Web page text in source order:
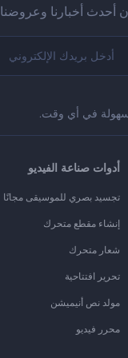
أحدث أخبارنا وعروضنا
في أي وقت.
أدوات صناعة الفيديو
تجسيد بصري للموسيقى مجانًا
إنشاء مقطع متحرك
شعار متحرك
تحرير افتتاحية
مولد نص أنيميشن
محرر فيديو